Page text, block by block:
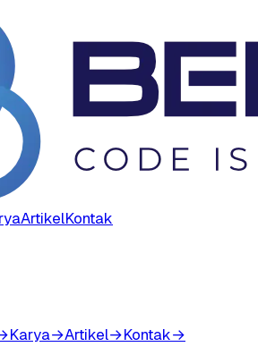
ArtikelKontak
Karya→Artikel→Kontak→